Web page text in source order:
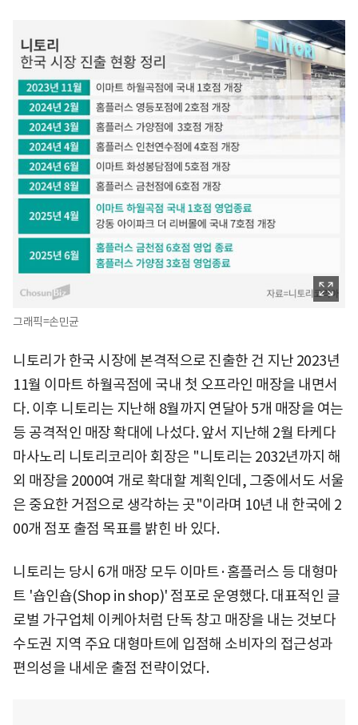
그래픽=손민균
니토리가 한국 시장에 본격적으로 진출한 건 지난 2023년
11월 이마트 하월곡점에 국내 첫 오프라인 매장을 내면서
다. 이후 니토리는 지난해 8월까지 연달아 5개 매장을 여는
등 공격적인 매장 확대에 나섰다. 앞서 지난해 2월 타케다
마사노리 니토리코리아 회장은 "니토리는 2032년까지 해
외 매장을 2000여 개로 확대할 계획인데, 그중에서도 서울
은 중요한 거점으로 생각하는 곳"이라며 10년 내 한국에 2
00개 점포 출점 목표를 밝힌 바 있다.
니토리는 당시 6개 매장 모두 이마트·홈플러스 등 대형마
트 '숍인숍(Shop in shop)' 점포로 운영했다. 대표적인 글
로벌 가구업체 이케아처럼 단독 창고 매장을 내는 것보다
수도권 지역 주요 대형마트에 입점해 소비자의 접근성과
편의성을 내세운 출점 전략이었다.